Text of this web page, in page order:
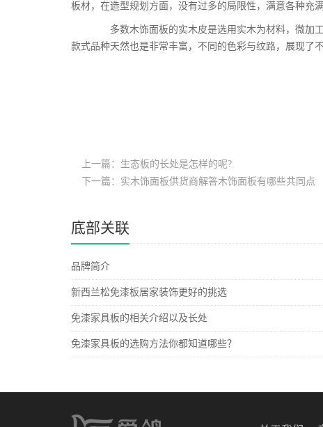
板材，在造型规划方面，没有过多的局限性，满意各种充
多数木饰面板的实木皮是选用实木为材料，微加工
款式品种天然也是非常丰富，不同的色彩与纹路，展现了
上一篇：生态板的长处是怎样的呢?
下一篇：实木饰面板供货商解答木饰面板有哪些共同点
底部关联
品牌简介
新西兰松免漆板居家装饰更好的挑选
免漆家具板的相关介绍以及长处
免漆家具板的选购方法你都知道哪些？